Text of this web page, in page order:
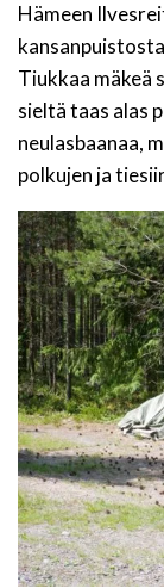
Hämeen
Tiukkaa mäkeä
sieltä taas alas
neulasbaanaa,
polkujen ja